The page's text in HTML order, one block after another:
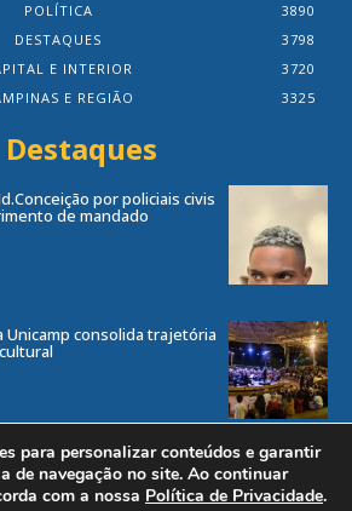
POLÍTICA
3890
DESTAQUES
3798
E INTERIOR
3720
E REGIÃO
3325
Destaques
por policiais civis
de mandado
consolida trajetória
ao site Jornal Local® -by
para personalizar conteúdos e garantir
de navegação no site. Ao continuar
com a nossa Política de Privacidade.